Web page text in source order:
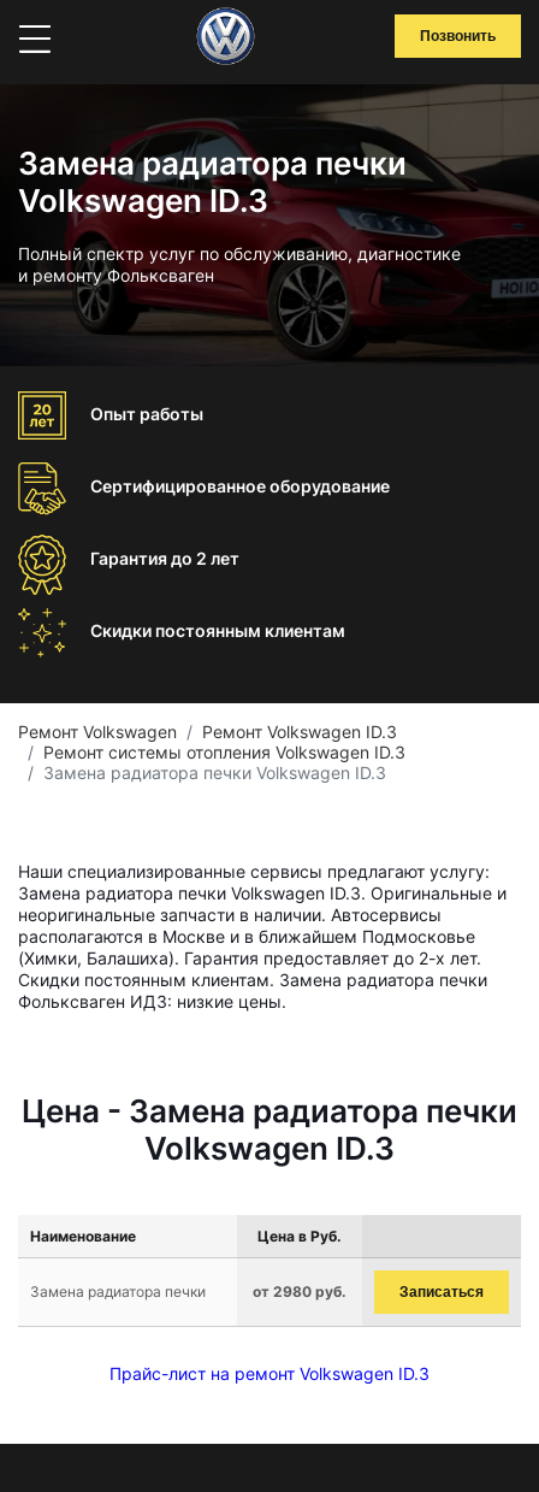
Позвонить
Замена радиатора печки
Volkswagen ID.3
Полный спектр услуг по обслуживанию, диагностике
и ремонту Фольксваген
Опыт работы
Сертифицированноеоборудование
Гарантиядо 2 лет
Скидки постоянным клиентам
Ремонт Volkswagen
Ремонт Volkswagen ID.3
Ремонт системы отопления Volkswagen ID.3
Замена радиатора печки Volkswagen ID.3
Наши специализированные сервисы предлагают услугу:
Замена радиатора печки Volkswagen ID.3. Оригинальные и
неоригинальные запчасти в наличии. Автосервисы
располагаются в Москве и в ближайшем Подмосковье
(Химки, Балашиха). Гарантия предоставляет до 2-х лет.
Скидки постоянным клиентам. Замена радиатора печки
Фольксваген ИД3: низкие цены.
Цена - Замена радиатора печки
Volkswagen ID.3
Наименование Цена в Руб.
Замена радиатора печки от 2980 руб. Записаться
Прайс-лист на ремонт Volkswagen ID.3